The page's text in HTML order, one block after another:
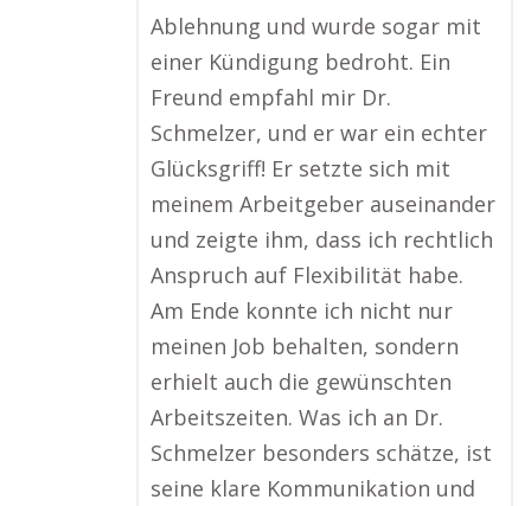
Ablehnung und wurde sogar mit
einer Kündigung bedroht. Ein
Freund empfahl mir Dr.
Schmelzer, und er war ein echter
Glücksgriff! Er setzte sich mit
meinem Arbeitgeber auseinander
und zeigte ihm, dass ich rechtlich
Anspruch auf Flexibilität habe.
Am Ende konnte ich nicht nur
meinen Job behalten, sondern
erhielt auch die gewünschten
Arbeitszeiten. Was ich an Dr.
Schmelzer besonders schätze, ist
seine klare Kommunikation und